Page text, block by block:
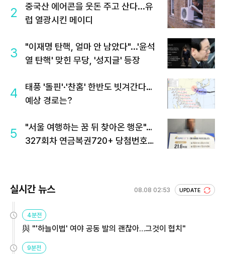
2
중국산 에어콘을 웃돈 주고 산다...유
럽 열광시킨 메이디
3
"이재명 탄핵, 얼마 안 남았다"...'윤석
열 탄핵' 맞힌 무당, '성지글' 등장
4
태풍 '돌핀'·'찬홈' 한반도 빗겨간다…
예상 경로는?
5
"서울 여행하는 꿈 뒤 찾아온 행운"…
327회차 연금복권720+ 당첨번호조
실시간 뉴스 08.08 02:53 UPDATE
4분전
與 "'하늘이법' 여야 공동 발의 괜찮아…그것이 협치"
9분전